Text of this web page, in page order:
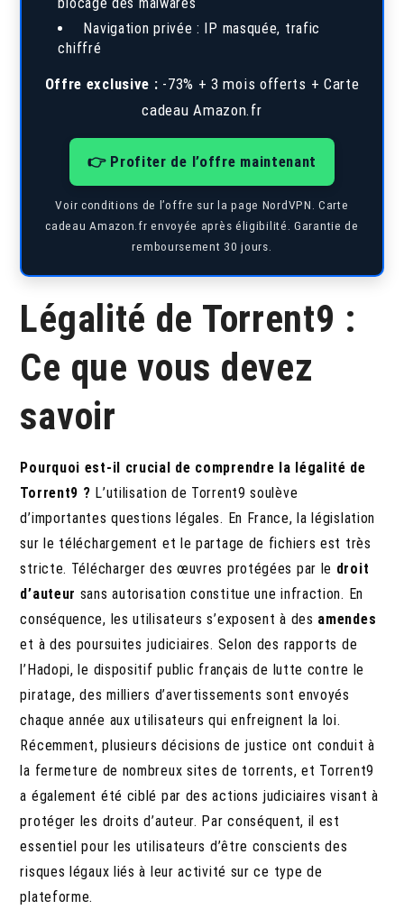
Navigation privée : IP masquée, trafic
chiffré
Offre exclusive : -73% + 3 mois offerts + Carte
cadeau Amazon.fr
👉 Profiter de l’offre maintenant
Voir conditions de l’offre sur la page NordVPN. Carte
cadeau Amazon.fr envoyée après éligibilité. Garantie de
remboursement 30 jours.
Légalité de Torrent9 :
Ce que vous devez
savoir
Pourquoi est-il crucial de comprendre la légalité de
Torrent9 ? L’utilisation de Torrent9 soulève
d’importantes questions légales. En France, la législation
sur le téléchargement et le partage de fichiers est très
stricte. Télécharger des œuvres protégées par le droit
d’auteur sans autorisation constitue une infraction. En
conséquence, les utilisateurs s’exposent à des amendes
et à des poursuites judiciaires. Selon des rapports de
l’Hadopi, le dispositif public français de lutte contre le
piratage, des milliers d’avertissements sont envoyés
chaque année aux utilisateurs qui enfreignent la loi.
Récemment, plusieurs décisions de justice ont conduit à
la fermeture de nombreux sites de torrents, et Torrent9
a également été ciblé par des actions judiciaires visant à
protéger les droits d’auteur. Par conséquent, il est
essentiel pour les utilisateurs d’être conscients des
risques légaux liés à leur activité sur ce type de
plateforme.